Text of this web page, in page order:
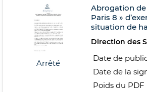
Arrêté
Abrogation
Paris 8 »
situation de
Direction des
Date de
Date de la
Poids du PDF